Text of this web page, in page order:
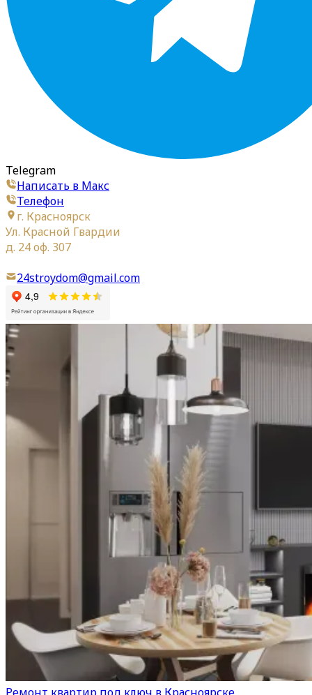
Telegram
Написать в Макс
Телефон
г. Красноярск
Ул. Красной Гвардии
д. 24 оф. 307
24stroydom@gmail.com
Ремонт квартир под ключ в Красноярске